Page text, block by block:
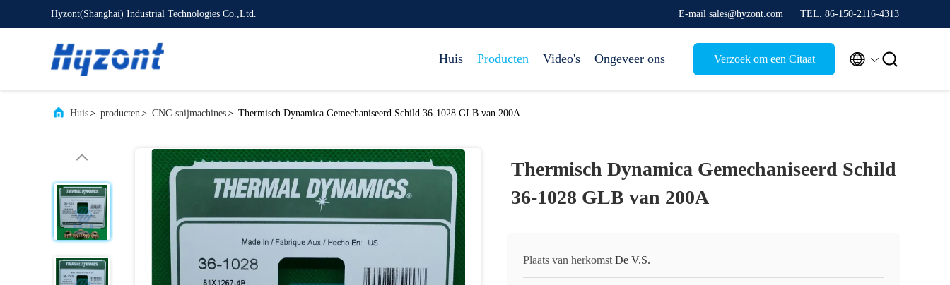
Hyzont(Shanghai) Industrial Technologies Co.,Ltd. E-mail sales@hyzont.com TEL. 86-150-2116-4313
Huis Producten Video's Ongeveer ons Verzoek om een Citaat  
Huis> producten> CNC-snijmachines> Thermisch Dynamica Gemechaniseerd Schild 36-1028 GLB van 200A
Thermisch Dynamica Gemechaniseerd Schild
36-1028 GLB van 200A
Plaats van herkomst De V.S.